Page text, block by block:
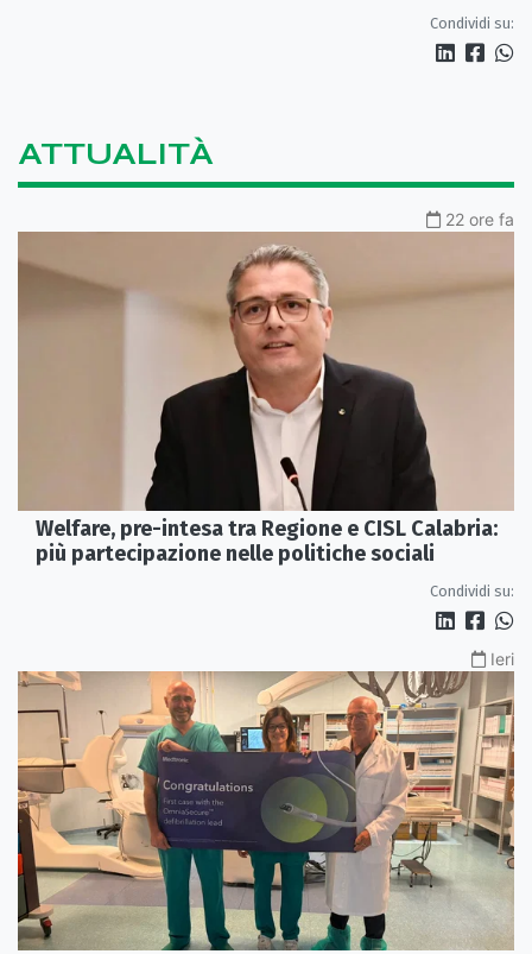
Condividi su:
ATTUALITÀ
22 ore fa
Welfare, pre-intesa tra Regione e CISL Calabria:
più partecipazione nelle politiche sociali
Condividi su:
Ieri